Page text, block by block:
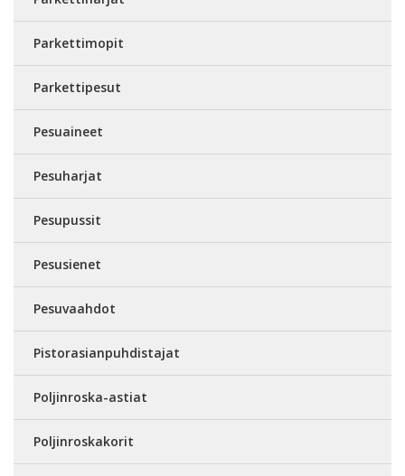
Parkettimopit
Parkettipesut
Pesuaineet
Pesuharjat
Pesupussit
Pesusienet
Pesuvaahdot
Pistorasianpuhdistajat
Poljinroska-astiat
Poljinroskakorit